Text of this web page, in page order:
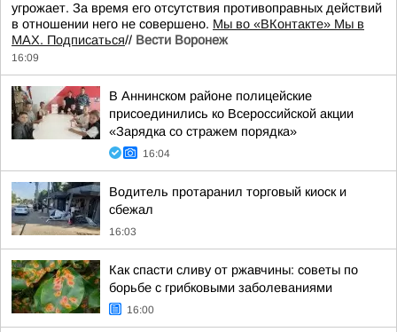
угрожает. За время его отсутствия противоправных действий
в отношении него не совершено. Мы во «ВКонтакте» Мы в
MAX. Подписаться// Вести Воронеж
16:09
В Аннинском районе полицейские
присоединились ко Всероссийской акции
«Зарядка со стражем порядка»
16:04
Водитель протаранил торговый киоск и
сбежал
16:03
Как спасти сливу от ржавчины: советы по
борьбе с грибковыми заболеваниями
16:00